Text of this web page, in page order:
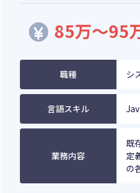
85万～95
職種 シ
言語スキル
業務内容
既
定
の